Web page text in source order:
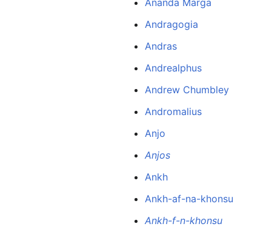
Andragogia
Andras
Andrealphus
Andrew Chumbley
Andromalius
Anjo
Anjos
Ankh
Ankh-af-na-khonsu
Ankh-f-n-khonsu